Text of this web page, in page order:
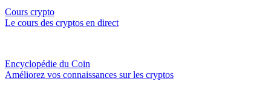
Cours crypto
Le cours des cryptos en direct
Encyclopédie du Coin
Améliorez vos connaissances sur les cryptos